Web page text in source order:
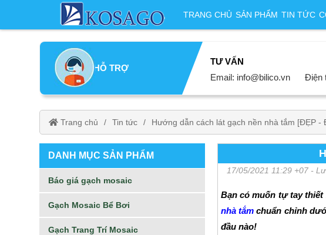
TRANG CHỦ SẢN PHẨM TIN TỨC
HỖ TRỢ
TƯ VẤN
Email: info@bilico.vn
Điện
Trang chủ Tin tức Hướng dẫn cách lát gạch nền nhà tắm [ĐẸP -
17/05/2021 11:29 +07 -
Bạn có muốn tự tay
nhà tắmchuẩn chỉnh
đầu nào!
DANH MỤC SẢN PHẨM
Báo giá gạch mosaic
Gạch Mosaic Bể Bơi
Gạch Trang Trí Mosaic